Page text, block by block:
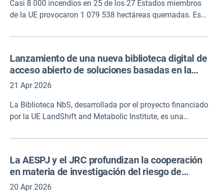
Casi 8 000 incendios en 25 de los 27 Estados miembros
de la UE provocaron 1 079 538 hectáreas quemadas. Esto
registrada por el EFFIS desde 2006, casi el doble de la
clara tendencia: un comienzo más temprano, olas de
calor más frecuentes e intensas, e incendios que
alcanzan latitudes más altas que las observadas
Lanzamiento de una nueva biblioteca digital de
acceso abierto de soluciones basadas en la
naturaleza implementadas
21 Apr 2026
La Biblioteca NbS, desarrollada por el proyecto financiado
por la UE LandShift and Metabolic Institute, es una
curación sistemáticas de casos NbS implementados en
ecosistema, desafío de uso de la tierra y enfoque de
solución, lo que permite a los usuarios explorar y
comparar opciones adaptadas a sus necesidades
La AESPJ y el JRC profundizan la cooperación
en materia de investigación del riesgo de
catástrofe natural
20 Apr 2026